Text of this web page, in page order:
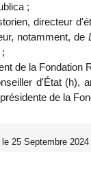
;
directeur
notamment, de
de la Fondation
d'État (h),
de la
25 Septembre